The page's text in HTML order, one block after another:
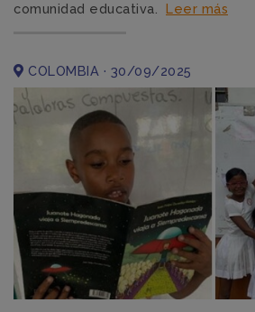
comunidad educativa.
Leer más
COLOMBIA · 30/09/2025